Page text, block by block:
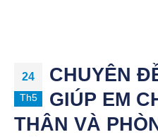
24
Th5
CHUYÊN
GIÚP EM
THÂN VÀ